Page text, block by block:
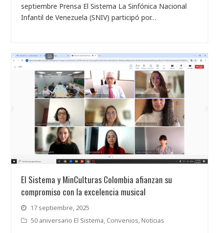
septiembre Prensa El Sistema La Sinfónica Nacional
Infantil de Venezuela (SNIV) participó por…
El Sistema y MinCulturas Colombia afianzan su
compromiso con la excelencia musical
17 septiembre, 2025
50 aniversario El Sistema, Convenios,Noticias